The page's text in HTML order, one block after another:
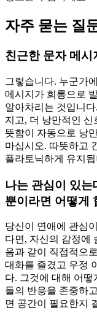
자주 묻는 질
친근한 문자 메시
그렇습니다. 누군가
메시지가 희롱으로
알아차리는 것입니
지고, 더 낭만적인
뜻함이 자동으로 낭
마십시오. 따뜻하고
플라토닉하게 유지
나는 관심이 있
뿐이라면 어떻게
당신이 연애에 관심
다면, 자신의 감정에
음과 같이 직접적으
대화를 즐겼고 우정
다. 그것에 대해 어
들의 반응을 존중하
면 공간이 필요한지